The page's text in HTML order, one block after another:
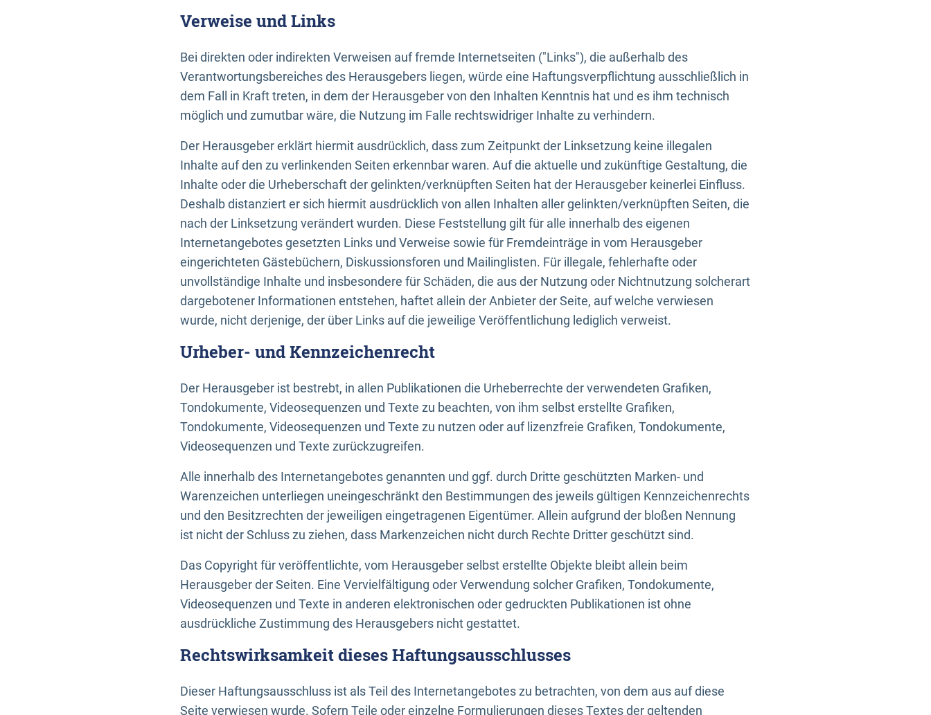
Verweise und Links
Bei direkten oder indirekten Verweisen auf fremde Internetseiten ("Links"), die außerhalb des
Verantwortungsbereiches des Herausgebers liegen, würde eine Haftungsverpflichtung ausschließlich in
dem Fall in Kraft treten, in dem der Herausgeber von den Inhalten Kenntnis hat und es ihm technisch
möglich und zumutbar wäre, die Nutzung im Falle rechtswidriger Inhalte zu verhindern.
Der Herausgeber erklärt hiermit ausdrücklich, dass zum Zeitpunkt der Linksetzung keine illegalen
Inhalte auf den zu verlinkenden Seiten erkennbar waren. Auf die aktuelle und zukünftige Gestaltung, die
Inhalte oder die Urheberschaft der gelinkten/verknüpften Seiten hat der Herausgeber keinerlei Einfluss.
Deshalb distanziert er sich hiermit ausdrücklich von allen Inhalten aller gelinkten/verknüpften Seiten, die
nach der Linksetzung verändert wurden. Diese Feststellung gilt für alle innerhalb des eigenen
Internetangebotes gesetzten Links und Verweise sowie für Fremdeinträge in vom Herausgeber
eingerichteten Gästebüchern, Diskussionsforen und Mailinglisten. Für illegale, fehlerhafte oder
unvollständige Inhalte und insbesondere für Schäden, die aus der Nutzung oder Nichtnutzung solcherart
dargebotener Informationen entstehen, haftet allein der Anbieter der Seite, auf welche verwiesen
wurde, nicht derjenige, der über Links auf die jeweilige Veröffentlichung lediglich verweist.
Urheber- und Kennzeichenrecht
Der Herausgeber ist bestrebt, in allen Publikationen die Urheberrechte der verwendeten Grafiken,
Tondokumente, Videosequenzen und Texte zu beachten, von ihm selbst erstellte Grafiken,
Tondokumente, Videosequenzen und Texte zu nutzen oder auf lizenzfreie Grafiken, Tondokumente,
Videosequenzen und Texte zurückzugreifen.
Alle innerhalb des Internetangebotes genannten und ggf. durch Dritte geschützten Marken- und
Warenzeichen unterliegen uneingeschränkt den Bestimmungen des jeweils gültigen Kennzeichenrechts
und den Besitzrechten der jeweiligen eingetragenen Eigentümer. Allein aufgrund der bloßen Nennung
ist nicht der Schluss zu ziehen, dass Markenzeichen nicht durch Rechte Dritter geschützt sind.
Das Copyright für veröffentlichte, vom Herausgeber selbst erstellte Objekte bleibt allein beim
Herausgeber der Seiten. Eine Vervielfältigung oder Verwendung solcher Grafiken, Tondokumente,
Videosequenzen und Texte in anderen elektronischen oder gedruckten Publikationen ist ohne
ausdrückliche Zustimmung des Herausgebers nicht gestattet.
Rechtswirksamkeit dieses Haftungsausschlusses
Dieser Haftungsausschluss ist als Teil des Internetangebotes zu betrachten, von dem aus auf diese
Seite verwiesen wurde. Sofern Teile oder einzelne Formulierungen dieses Textes der geltenden